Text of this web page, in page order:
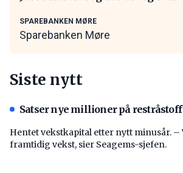
SPAREBANKEN MØRE
Sparebanken Møre
Siste nytt
Satser nye millioner på restråstoff
Hentet vekstkapital etter nytt minusår.
framtidig vekst, sier Seagems-sjefen.